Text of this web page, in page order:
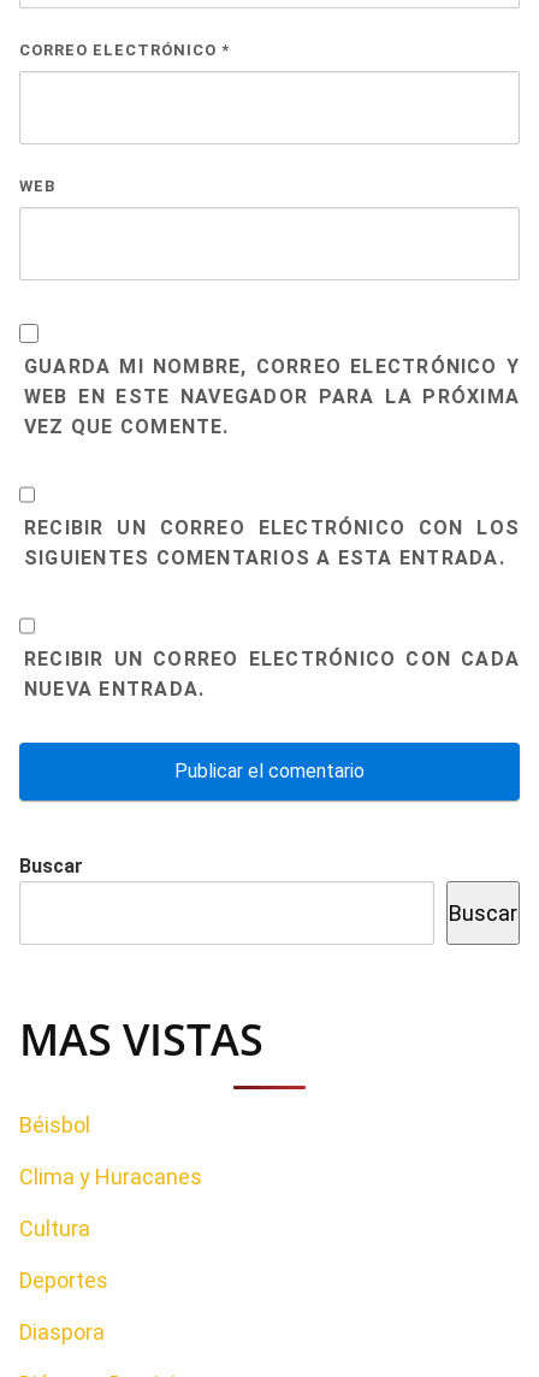
CORREO ELECTRÓNICO *
WEB
GUARDA MI NOMBRE, CORREO ELECTRÓNICO Y
WEB EN ESTE NAVEGADOR PARA LA PRÓXIMA
VEZ QUE COMENTE.
RECIBIR UN CORREO ELECTRÓNICO CON LOS
SIGUIENTES COMENTARIOS A ESTA ENTRADA.
RECIBIR UN CORREO ELECTRÓNICO CON CADA
NUEVA ENTRADA.
Buscar
Buscar
MAS VISTAS
Béisbol
Clima y Huracanes
Cultura
Deportes
Diaspora